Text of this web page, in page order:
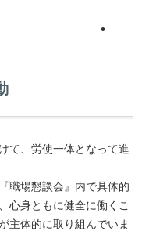
●
て、労使一体となって進
職場懇談会』内で具体的
心身ともに健全に働くこ
主体的に取り組んでいま